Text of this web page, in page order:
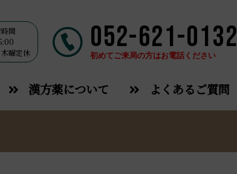
間
曜定休
052-621-0132
初めてご来局の方はお電話ください
漢方薬について よくあるご質問